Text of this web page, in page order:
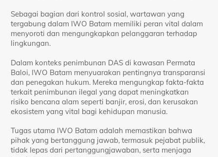
Sebagai bagian dari kontrol sosial, wartawan yang
tergabung dalam IWO Batam memiliki peran vital dalam
menyoroti dan mengungkapkan pelanggaran terhadap
lingkungan.
Dalam konteks penimbunan DAS di kawasan Permata
Baloi, IWO Batam menyuarakan pentingnya transparansi
dan penegakan hukum. Mereka mengungkap fakta-fakta
terkait penimbunan ilegal yang dapat meningkatkan
risiko bencana alam seperti banjir, erosi, dan kerusakan
ekosistem yang vital bagi kehidupan manusia.
Tugas utama IWO Batam adalah memastikan bahwa
pihak yang bertanggung jawab, termasuk pejabat publik,
tidak lepas dari pertanggungjawaban, serta menjaga